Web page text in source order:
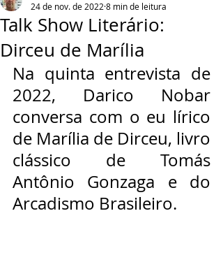
Talk Show Literário:
Dirceu de Marília
24 de nov. de 2022 8 min de leitura
Na quinta entrevista de
2022, Darico Nobar
conversa com o eu lírico
de Marília de Dirceu, livro
clássico de Tomás
Antônio Gonzaga e do
Arcadismo Brasileiro.